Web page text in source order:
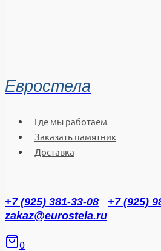
Евростела
Где мы работаем
Заказать памятник
Доставка
+7 (925) 381-33-08
+7 (925)
zakaz@eurostela.ru
0